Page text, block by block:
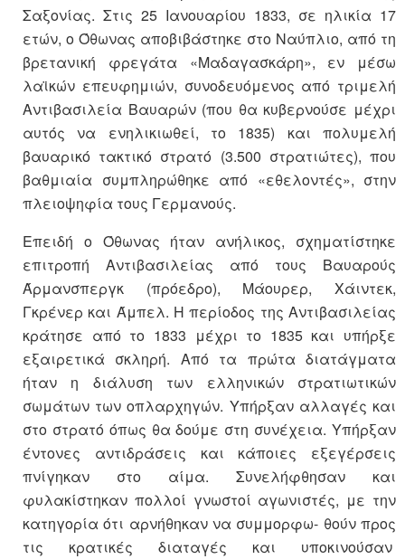
Σαξονίας. Στις 25 Ιανουαρίου 1833, σε ηλικία 17
ετών, ο Όθωνας αποβιβάστηκε στο Ναύπλιο, από τη
βρετανική φρεγάτα «Μαδαγασκάρη», εν μέσω
λαϊκών επευφημιών, συνοδευόμενος από τριμελή
Αντιβασιλεία Βαυαρών (που θα κυβερνούσε μέχρι
αυτός να ενηλικιωθεί, το 1835) και πολυμελή
βαυαρικό τακτικό στρατό (3.500 στρατιώτες), που
βαθμιαία συμπληρώθηκε από «εθελοντές», στην
πλειοψηφία τους Γερμανούς.
Επειδή ο Όθωνας ήταν ανήλικος, σχηματίστηκε
επιτροπή Αντιβασιλείας από τους Βαυαρούς
Άρμανσπεργκ (πρόεδρο), Μάουρερ, Χάιντεκ,
Γκρένερ και Άμπελ. Η περίοδος της Αντιβασιλείας
κράτησε από το 1833 μέχρι το 1835 και υπήρξε
εξαιρετικά σκληρή. Από τα πρώτα διατάγματα
ήταν η διάλυση των ελληνικών στρατιωτικών
σωμάτων των οπλαρχηγών. Υπήρξαν αλλαγές και
στο στρατό όπως θα δούμε στη συνέχεια. Υπήρξαν
έντονες αντιδράσεις και κάποιες εξεγέρσεις
πνίγηκαν στο αίμα. Συνελήφθησαν και
φυλακίστηκαν πολλοί γνωστοί αγωνιστές, με την
κατηγορία ότι αρνήθηκαν να συμμορφω- θούν προς
τις κρατικές διαταγές και υποκινούσαν